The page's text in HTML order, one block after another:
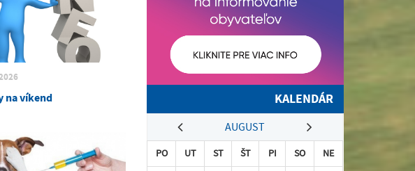
na víkend KALENDÁR
AUGUST
PO UT ST ŠT PI SO
NE